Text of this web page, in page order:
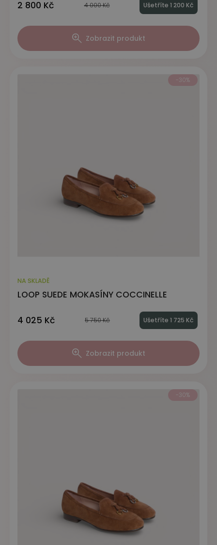
2 800 Kč 4 000 Kč Ušetříte 1 200 Kč
Zobrazit produkt
NA SKLADĚ
LOOP SUEDE MOKASÍNY COCCINELLE
4 025 Kč 5 750 Kč Ušetříte 1 725 Kč
Zobrazit produkt
-30%
-30%